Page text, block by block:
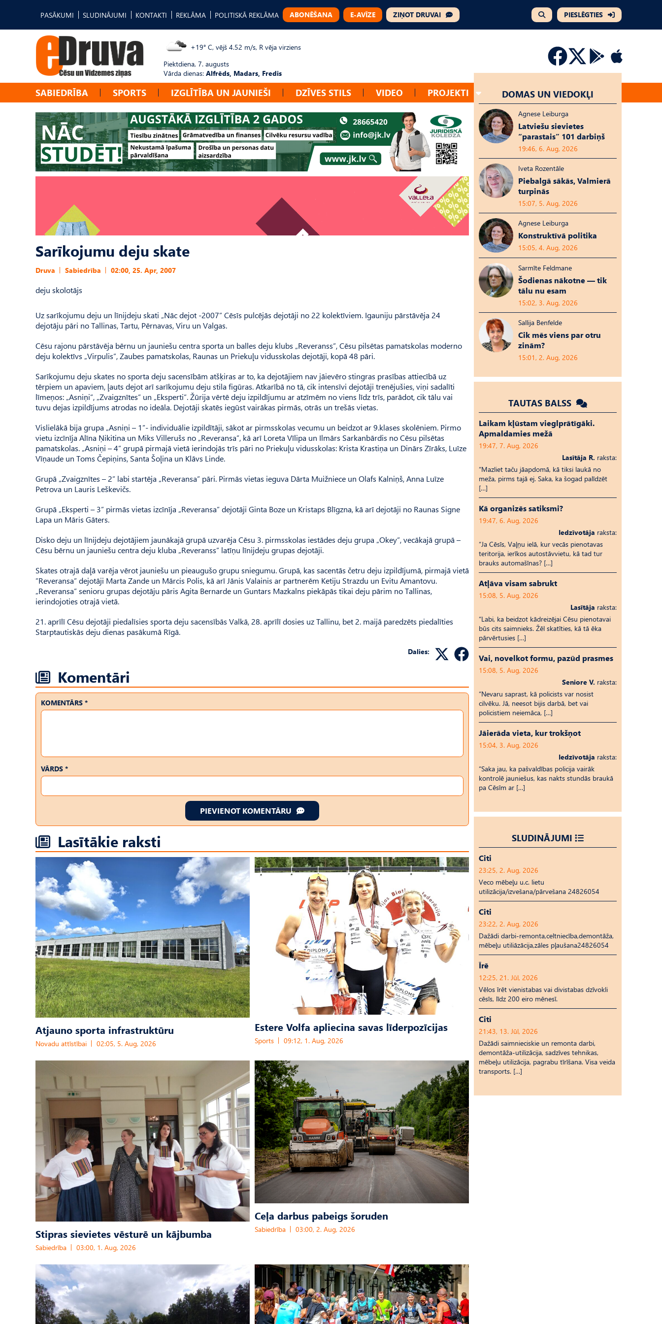
PASĀKUMI SLUDINĀJUMI KONTAKTI REKLĀMA POLITISKĀ REKLĀMA ABONĒŠANA E-AVĪZE ZIŅOT DRUVAI PIESLĒGTIES
+19° C, vējš 4.52 m/s, R vēja virziens
Piektdiena, 7. augusts
Vārda dienas: Alfrēds, Madars, Fredis
SABIEDRĪBA SPORTS IZGLĪTĪBA UN JAUNIEŠI DZĪVES STILS VIDEO PROJEKTI
Sarīkojumu deju skate
Druva Sabiedrība 02:00, 25. Apr, 2007
deju skolotājs
Uz sarīkojumu deju un līnijdeju skati „Nāc dejot -2007” Cēsīs pulcējās dejotāji no 22 kolektīviem. Igauniju pārstāvēja 24
dejotāju pāri no Tallinas, Tartu, Pērnavas, Viru un Valgas.
Cēsu rajonu pārstāvēja bērnu un jauniešu centra sporta un balles deju klubs „Reveranss”, Cēsu pilsētas pamatskolas moderno
deju kolektīvs „Virpulis”, Zaubes pamatskolas, Raunas un Priekuļu vidusskolas dejotāji, kopā 48 pāri.
Sarīkojumu deju skates no sporta deju sacensībām atšķiras ar to, ka dejotājiem nav jāievēro stingras prasības attiecībā uz
tērpiem un apaviem, ļauts dejot arī sarīkojumu deju stila figūras. Atkarībā no tā, cik intensīvi dejotāji trenējušies, viņi sadalīti
līmeņos: „Asniņi”, „Zvaigznītes” un „Eksperti”. Žūrija vērtē deju izpildījumu ar atzīmēm no viens līdz trīs, parādot, cik tālu vai
tuvu dejas izpildījums atrodas no ideāla. Dejotāji skatēs iegūst vairākas pirmās, otrās un trešās vietas.
Vislielākā bija grupa „Asniņi – 1”- individuālie izpildītāji, sākot ar pirmsskolas vecumu un beidzot ar 9.klases skolēniem. Pirmo
vietu izcīnīja Alīna Ņikitina un Miks Villerušs no „Reveransa”, kā arī Loreta Vīlipa un Ilmārs Sarkanbārdis no Cēsu pilsētas
pamatskolas. „Asniņi – 4” grupā pirmajā vietā ierindojās trīs pāri no Priekuļu vidusskolas: Krista Krastiņa un Dinārs Zīrāks, Luīze
Vīņaude un Toms Čepiņins, Santa Šoļina un Klāvs Linde.
Grupā „Zvaigznītes – 2” labi startēja „Reveransa” pāri. Pirmās vietas ieguva Dārta Muižniece un Olafs Kalniņš, Anna Luīze
Petrova un Lauris Leškevičs.
Grupā „Eksperti – 3” pirmās vietas izcīnīja „Reveransa” dejotāji Ginta Boze un Kristaps Blīgzna, kā arī dejotāji no Raunas Signe
Lapa un Māris Gāters.
Disko deju un līnijdeju dejotājiem jaunākajā grupā uzvarēja Cēsu 3. pirmsskolas iestādes deju grupa „Okey”, vecākajā grupā –
Cēsu bērnu un jauniešu centra deju kluba „Reveranss” latīņu līnijdeju grupas dejotāji.
Skates otrajā daļā varēja vērot jauniešu un pieaugušo grupu sniegumu. Grupā, kas sacentās četru deju izpildījumā, pirmajā vietā
”Reveransa” dejotāji Marta Zande un Mārcis Polis, kā arī Jānis Valainis ar partnerēm Ketiju Strazdu un Evitu Amantovu.
„Reveransa” senioru grupas dejotāju pāris Agita Bernarde un Guntars Mazkalns piekāpās tikai deju pārim no Tallinas,
ierindojoties otrajā vietā.
21. aprīlī Cēsu dejotāji piedalīsies sporta deju sacensībās Valkā, 28. aprīlī dosies uz Tallinu, bet 2. maijā paredzēts piedalīties
Starptautiskās deju dienas pasākumā Rīgā.
Dalies:
Komentāri
KOMENTĀRS *
VĀRDS *
PIEVIENOT KOMENTĀRU
Lasītākie raksti
Atjauno sporta infrastruktūru
Novadu attīstībai 02:05, 5. Aug, 2026
Estere Volfa apliecina savas līderpozīcijas
Sports 09:12, 1. Aug, 2026
Stipras sievietes vēsturē un kājbumba
Sabiedrība 03:00, 1. Aug, 2026
Ceļa darbus pabeigs šoruden
Sabiedrība 03:00, 2. Aug, 2026
DOMAS UN VIEDOKĻI
Agnese Leiburga
Latviešu sievietes
“parastais” 101 darbiņš
19:46, 6. Aug, 2026
Iveta Rozentāle
Piebalgā sākās, Valmierā
turpinās
15:07, 5. Aug, 2026
Agnese Leiburga
Konstruktīvā politika
15:05, 4. Aug, 2026
Sarmīte Feldmane
Šodienas nākotne — tik
tālu nu esam
15:02, 3. Aug, 2026
Sallija Benfelde
Cik mēs viens par otru
zinām?
15:01, 2. Aug, 2026
TAUTAS BALSS
Laikam kļūstam vieglprātīgāki.
Apmaldamies mežā
19:47, 7. Aug, 2026
Lasītāja R. raksta:
“Mazliet taču jāapdomā, kā tiksi laukā no
meža, pirms tajā ej. Saka, ka šogad palīdzēt
[…]
Kā organizēs satiksmi?
19:47, 6. Aug, 2026
Iedzīvotāja raksta:
“Ja Cēsīs, Vaļņu ielā, kur vecās pienotavas
teritorija, ierīkos autostāvvietu, kā tad tur
brauks automašīnas? […]
Atļāva visam sabrukt
15:08, 5. Aug, 2026
Lasītāja raksta:
“Labi, ka beidzot kādreizējai Cēsu pienotavai
būs cits saimnieks. Žēl skatīties, kā tā ēka
pārvērtusies […]
Vai, novelkot formu, pazūd prasmes
15:08, 5. Aug, 2026
Seniore V. raksta:
“Nevaru saprast, kā policists var nosist
cilvēku. Jā, neesot bijis darbā, bet vai
policistiem neiemāca, […]
Jāierāda vieta, kur trokšņot
15:04, 3. Aug, 2026
Iedzīvotāja raksta:
“Saka jau, ka pašvaldības policija vairāk
kontrolē jauniešus, kas nakts stundās braukā
pa Cēsīm ar […]
SLUDINĀJUMI
Citi
23:25, 2. Aug, 2026
Veco mēbeļu u.c. lietu
utilizācija/izvešana/pārvešana 24826054
Citi
23:22, 2. Aug, 2026
Dažādi darbi-remonta,celtniecība,demontāža,
mēbeļu utiliāzācija,zāles pļaušana24826054
Īrē
12:25, 21. Jūl, 2026
Vēlos īrēt vienistabas vai divistabas dzīvokli
cēsīs, līdz 200 eiro mēnesī.
Citi
21:43, 13. Jūl, 2026
Dažādi saimnieciskie un remonta darbi,
demontāža-utilizācija, sadzīves tehnikas,
mēbeļu utilizācija, pagrabu tīrīšana. Visa veida
transports. […]